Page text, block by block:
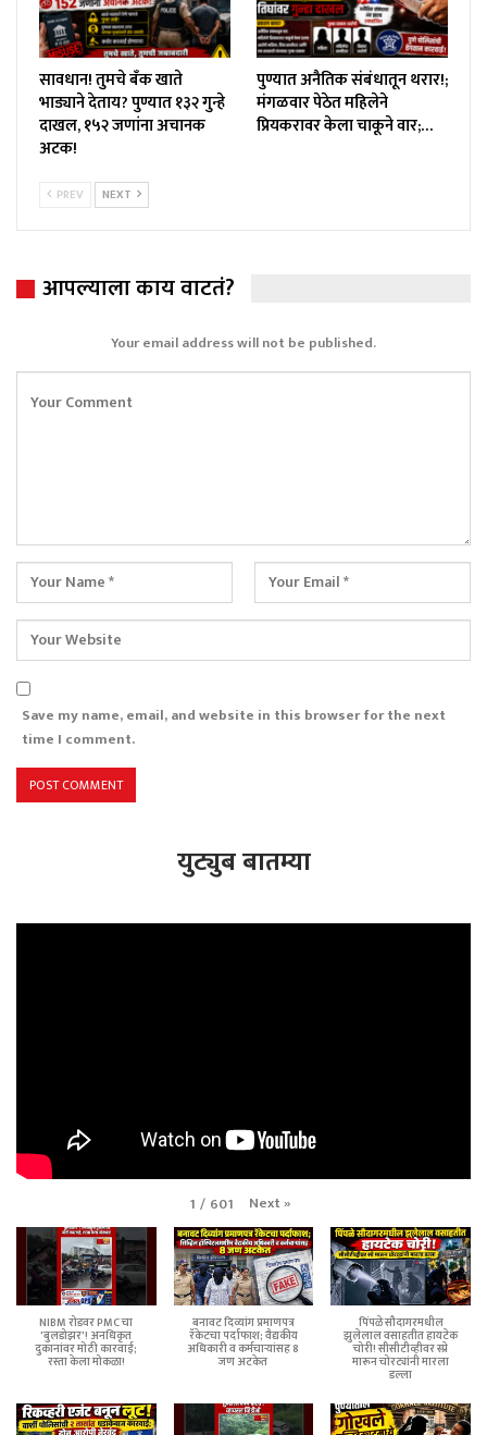
सावधान! तुमचे बँक खाते
भाड्याने देताय? पुण्यात १३२ गुन्हे
दाखल, १५२ जणांना अचानक
अटक!
पुण्यात अनैतिक संबंधातून थरार!;
मंगळवार पेठेत महिलेने
प्रियकरावर केला चाकूने वार;…
PREV NEXT
आपल्याला काय वाटतं?
Your email address will not be published.
Save my name, email, and website in this browser for the next
time I comment.
युट्युब बातम्या
1 / 601 Next»
NIBM रोडवर PMC चा
'बुलडोझर'! अनधिकृत
दुकानांवर मोठी कारवाई;
रस्ता केला मोकळा!
बनावट दिव्यांग प्रमाणपत्र
रॅकेटचा पर्दाफाश; वैद्यकीय
अधिकारी व कर्मचाऱ्यांसह 8
जण अटकेत
पिंपळे सौदागरमधील
झुलेलाल वसाहतीत हायटेक
चोरी! सीसीटीव्हीवर स्प्रे
मारून चोरट्यांनी मारला
डल्ला